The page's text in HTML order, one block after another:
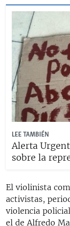
LEE TAMBIÉN
Alerta
sobre la
El violinista
activistas,
violencia
el de Alfredo